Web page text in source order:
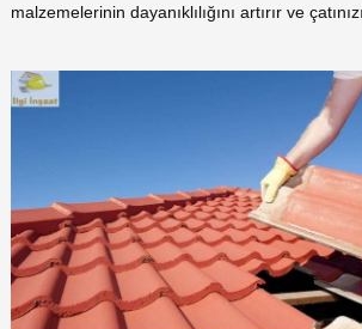
malzemelerinin dayanıklılığını artırır ve